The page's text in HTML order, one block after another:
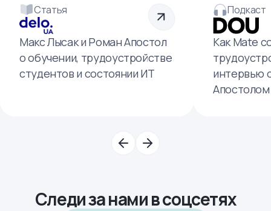
Статья
Макс Лысак и Роман Апостол
о обучении, трудоустройстве
студентов и состоянии ИТ
Подкаст
Как Mate
интервью
Апостолом
Следи за нами в соцсетях